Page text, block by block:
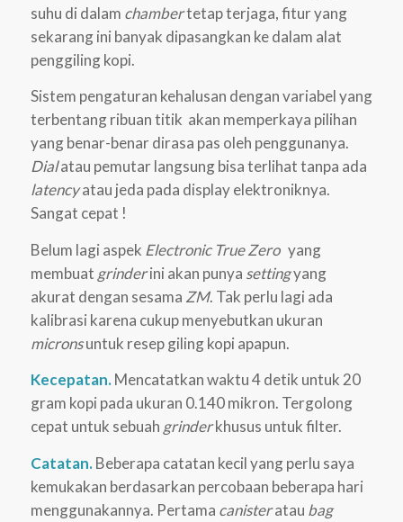
suhu di dalam chambertetap terjaga, fitur yang
sekarang ini banyak dipasangkan ke dalam alat
penggiling kopi.
Sistem pengaturan kehalusan dengan variabel yang
terbentang ribuan titik akan memperkaya pilihan
yang benar-benar dirasa pas oleh penggunanya.
Dialatau pemutar langsung bisa terlihat tanpa ada
latencyatau jeda pada display elektroniknya.
Sangat cepat !
Belum lagi aspek Electronic True Zero yang
membuat grinderini akan punya settingyang
akurat dengan sesama ZM. Tak perlu lagi ada
kalibrasi karena cukup menyebutkan ukuran
micronsuntuk resep giling kopi apapun.
Kecepatan.Mencatatkan waktu 4 detik untuk 20
gram kopi pada ukuran 0.140 mikron. Tergolong
cepat untuk sebuah grinderkhusus untuk filter.
Catatan.Beberapa catatan kecil yang perlu saya
kemukakan berdasarkan percobaan beberapa hari
menggunakannya. Pertama canisteratau bag